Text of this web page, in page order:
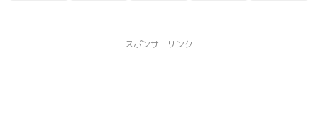
スポンサーリンク